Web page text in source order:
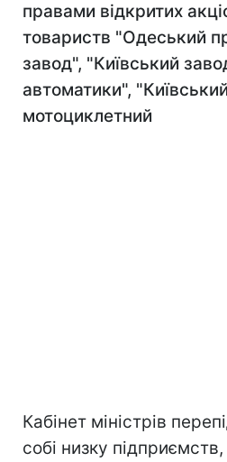
правами відкритих
товариств "Одеський
завод", "Київський
автоматики", "Київський
мотоциклетний
Кабінет міністрів
собі низку